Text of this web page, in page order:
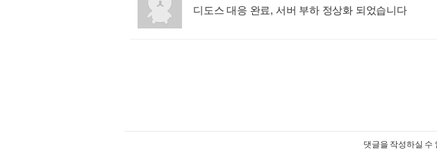
디도스 대응 완료, 서버 부하 정상화 되었습니다
댓글을 작성하실 수